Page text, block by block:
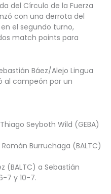
del Círculo de la Fuerza
con una derrota del
el segundo turno,
match points para
Báez/Alejo Lingua
al campeón por un
Seyboth Wild (GEBA)
Burruchaga (BALTC)
(BALTC) a Sebastián
7 y 10-7.